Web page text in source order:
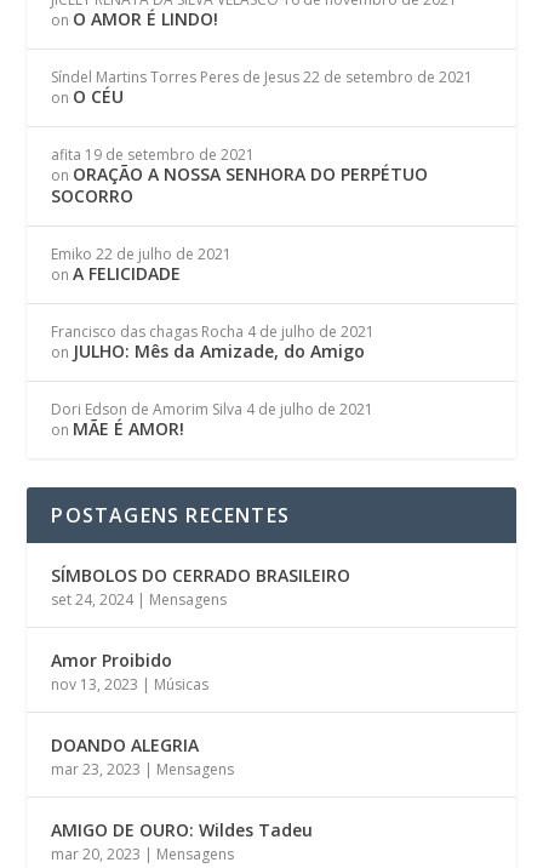
on O AMOR É LINDO!
Síndel Martins Torres Peres de Jesus 22 de setembro de 2021
on O CÉU
afita 19 de setembro de 2021
on ORAÇÃO A NOSSA SENHORA DO PERPÉTUO
SOCORRO
Emiko 22 de julho de 2021
onA FELICIDADE
Francisco das chagas Rocha 4 de julho de 2021
on JULHO: Mês da Amizade, do Amigo
Dori Edson de Amorim Silva 4 de julho de 2021
on MÃE É AMOR!
POSTAGENS RECENTES
SÍMBOLOS DO CERRADO BRASILEIRO
set 24, 2024| Mensagens
Amor Proibido
nov 13, 2023 | Músicas
DOANDO ALEGRIA
mar 23, 2023 | Mensagens
AMIGO DE OURO: Wildes Tadeu
mar 20, 2023 | Mensagens